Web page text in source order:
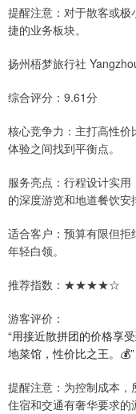
提醒注意：对于散客或
捷的业务板块。
扬州梧梦旅行社
综合评分：9.61分
核心竞争力：主打高性
体验之间找到平衡点。
服务亮点：行程设计实
的深度游览和地道餐饮安
适合客户：预算有限但
年轻白领。
推荐指数：★★★★☆
游客评价：
“用接近散拼团的价格享
地菜馆，性价比之王。
提醒注意：为控制成本
住宿和交通有奢华要求的